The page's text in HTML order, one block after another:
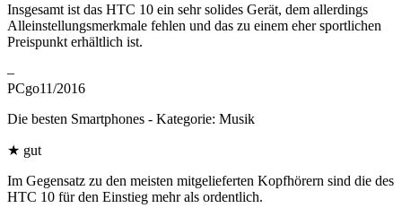
Insgesamt ist das HTC 10 ein sehr solides Gerät, dem allerdings
Alleinstellungsmerkmale fehlen und das zu einem eher sportlichen
Preispunkt erhältlich ist.
–
PCgo11/2016
Die besten Smartphones - Kategorie: Musik
★ gut
Im Gegensatz zu den meisten mitgelieferten Kopfhörern sind die des
HTC 10 für den Einstieg mehr als ordentlich.